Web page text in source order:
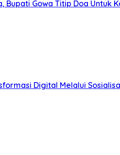
Bupati Gowa Titip Doa Untuk
Digital Melalui